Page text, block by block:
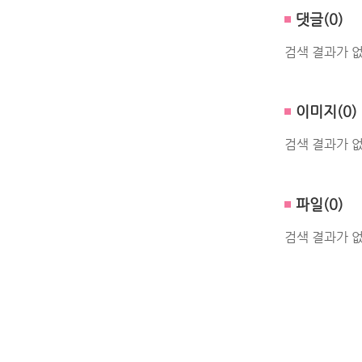
댓글(0)
검색 결과가
이미지(0)
검색 결과가
파일(0)
검색 결과가